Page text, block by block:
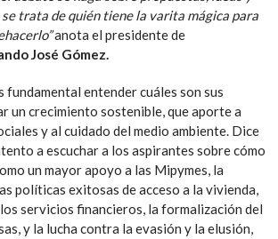
trata de quién tiene la varita mágica para
anota el presidente de
José Gómez.
fundamental entender cuáles son sus
un crecimiento sostenible, que aporte a
y al cuidado del medio ambiente. Dice
a escuchar a los aspirantes sobre cómo
un mayor apoyo a las Mipymes, la
políticas exitosas de acceso a la vivienda,
servicios financieros, la formalización del
y la lucha contra la evasión y la elusión,